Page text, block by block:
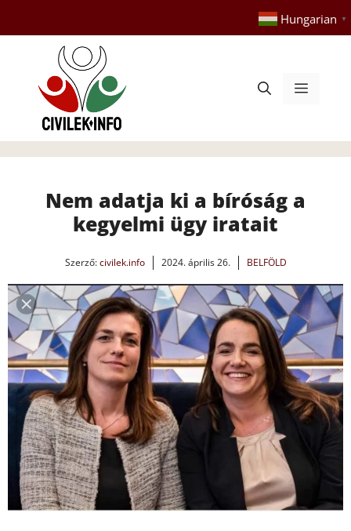
tartalomba
Hungarian ▼
Menü
Nem adatja ki a bíróság a
kegyelmi ügy iratait
Szerző:civilek.info 2024. április 26. BELFÖLD